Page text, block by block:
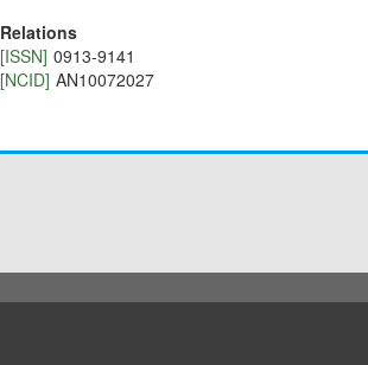
Relations
[ISSN] 0913-9141
[NCID] AN10072027